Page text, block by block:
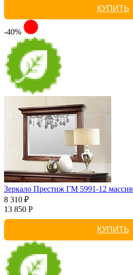
КУПИТЬ
-40%
Зеркало Престиж ГМ 5991-12 массив
8 310 ₽
13 850 Р
КУПИТЬ